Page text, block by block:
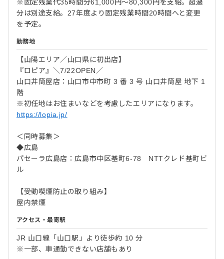
※固定残業代35時間分61,000円～80,300円を支給。超過
分は別途支給。27年度より固定残業時間20時間へと変更
を予定。
勤務地
【山陽エリア／山口県に初出店】
『ロピア』＼7/22OPEN／
山口井筒屋店：山口市中市町 3 番 3 号 山口井筒屋 地下 1
階
※初任地はお住まいなどを考慮したエリアになります。
https://lopia.jp/
＜同時募集＞
◆広島
パセーラ広島店：広島市中区基町6-78 NTTクレド基町ビ
ル
【受動喫煙防止の取り組み】
屋内禁煙
アクセス・最寄駅
JR 山口線「山口駅」より徒歩約 10 分
※一部、車通勤できない店舗もあり